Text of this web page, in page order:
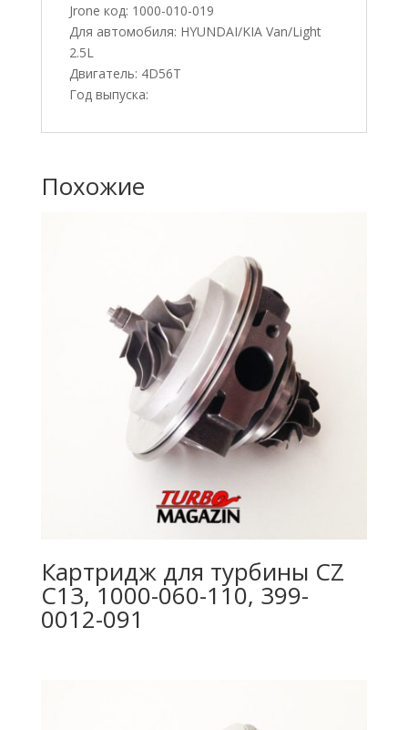
Jrone код: 1000-010-019
Для автомобиля: HYUNDAI/KIA Van/Light
2.5L
Двигатель: 4D56T
Год выпуска:
Похожие
Картридж для турбины CZ
C13, 1000-060-110, 399-
0012-091